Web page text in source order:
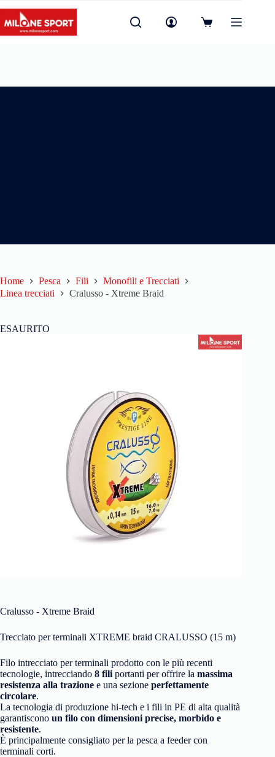
Home Pesca Fili
Monofili e Trecciati
Linea trecciati
Cralusso - Xtreme Braid
ESAURITO
Cralusso - Xtreme Braid
Trecciato per terminali XTREME braid CRALUSSO (15 m)
Filo intrecciato per terminali prodotto con le più recenti
tecnologie, intrecciando 8 fili portanti per offrire la massima
resistenza alla trazione e una sezione perfettamente
circolare.
La tecnologia di produzione hi-tech e i fili in PE di alta qualità
garantiscono un filo con dimensioni precise, morbido e
resistente.
È principalmente consigliato per la pesca a feeder con
terminali corti.